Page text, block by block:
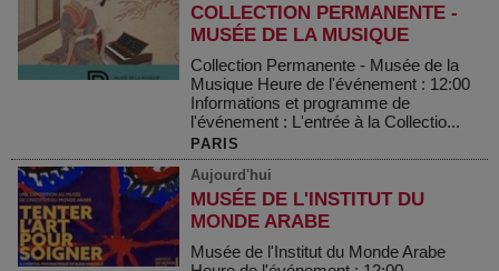
COLLECTION PERMANENTE -
MUSÉE DE LA MUSIQUE
Collection Permanente - Musée de la
Musique Heure de l'événement : 12:00
Informations et programme de
l'événement : L'entrée à la Collectio...
PARIS
Aujourd'hui
MUSÉE DE L'INSTITUT DU
MONDE ARABE
Musée de l'Institut du Monde Arabe